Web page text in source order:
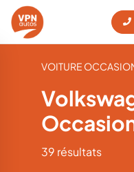
VOITURE
39 résultats